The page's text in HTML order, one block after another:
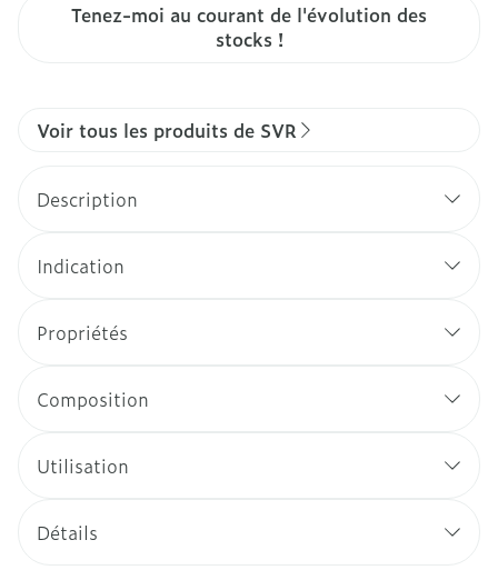
Tenez-moi au courant de l'évolution des
stocks !
Voir tous les produits de SVR
Description
Indication
Propriétés
Composition
Utilisation
Détails